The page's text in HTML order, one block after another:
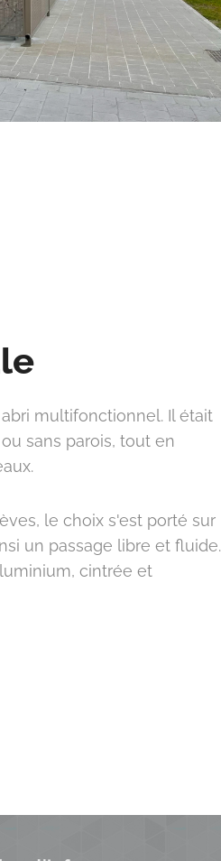
multifonctionnel. Il était
sans parois, tout en
le choix s'est porté sur
un passage libre et fluide.
cintrée et